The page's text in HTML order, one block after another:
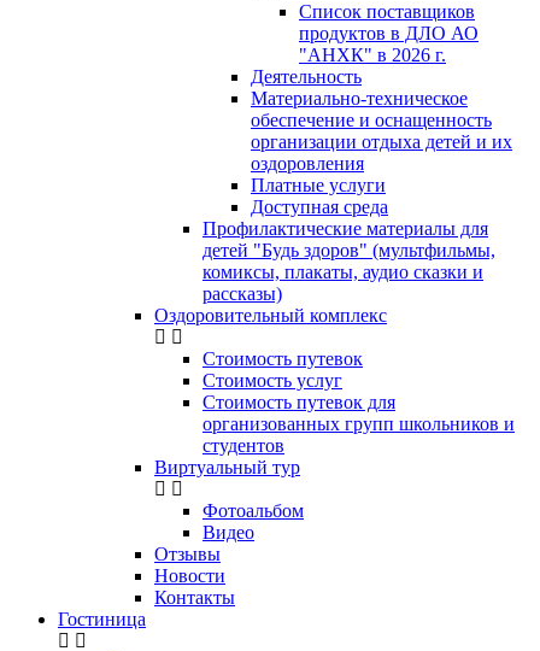
Список поставщиков
продуктов в ДЛО АО
"АНХК" в 2026 г.
Деятельность
Материально-техническое
обеспечение и оснащенность
организации отдыха детей и их
оздоровления
Платные услуги
Доступная среда
Профилактические материалы для
детей "Будь здоров" (мультфильмы,
комиксы, плакаты, аудио сказки и
рассказы)
Оздоровительный комплекс
Стоимость путевок
Стоимость услуг
Стоимость путевок для
организованных групп школьников и
студентов
Виртуальный тур
Фотоальбом
Видео
Отзывы
Новости
Контакты
Гостиница